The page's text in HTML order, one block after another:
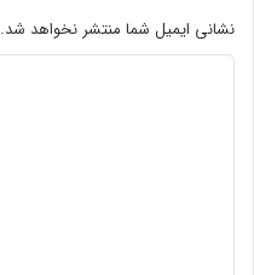
نشانی ایمیل شما منتشر نخواهد شد.